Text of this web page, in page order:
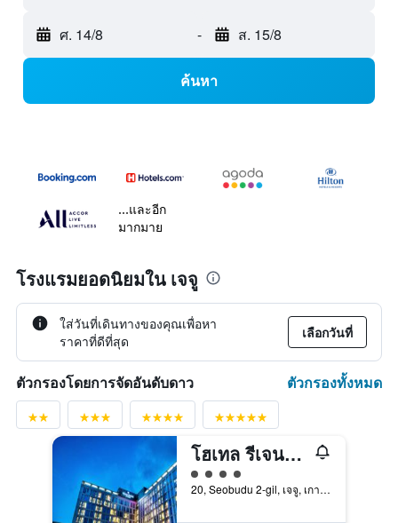
ศ. 14/8 - ส. 15/8
ค้นหา
...และอีก
มากมาย
โรงแรมยอดนิยมใน เจจู
ใส่วันที่เดินทางของคุณเพื่อหา
ราคาที่ดีที่สุด
เลือกวันที่
ตัวกรองโดยการจัดอันดับดาว ตัวกรองทั้งหมด
โฮเทล รีเจนท์มารีน
ให้ 4 ดาว
20, Seobudu 2-gil, เจจู, เกาหลีใต้